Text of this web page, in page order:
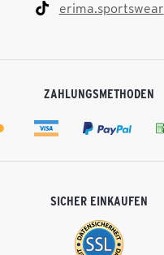
erima.sportswear
ZAHLUNGSMETHODEN
SICHER EINKAUFEN